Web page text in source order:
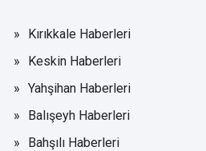
Kırıkkale Haberleri
Keskin Haberleri
Yahşihan Haberleri
Balışeyh Haberleri
Bahşılı Haberleri